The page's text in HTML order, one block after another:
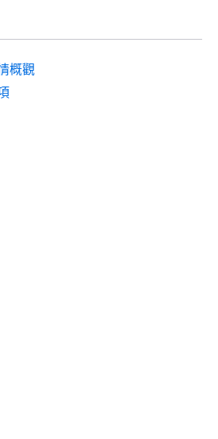
概觀